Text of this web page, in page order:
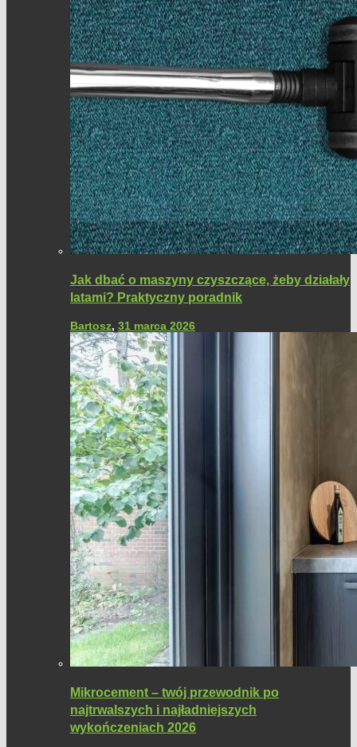
Jak dbać o maszyny czyszczące, żeby działały
latami? Praktyczny poradnik
Bartosz, 31 marca 2026
Mikrocement – twój przewodnik po
najtrwalszych i najładniejszych
wykończeniach 2026